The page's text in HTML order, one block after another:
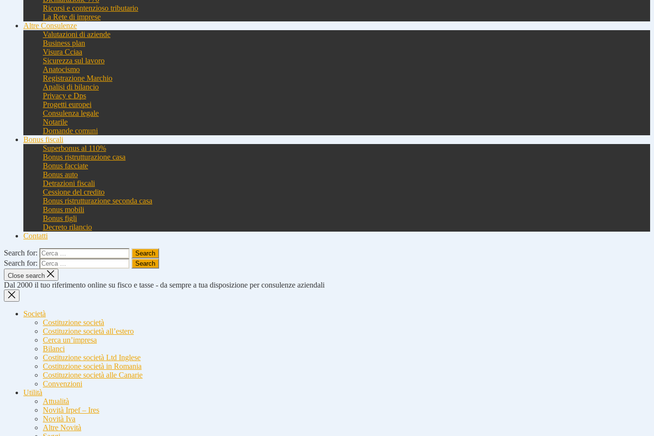
Ricorsi e contenzioso tributario
La Rete di imprese
Altre Consulenze
Valutazioni di aziende
Business plan
Visura Cciaa
Sicurezza sul lavoro
Anatocismo
Registrazione Marchio
Analisi di bilancio
Privacy e Dps
Progetti europei
Consulenza legale
Notarile
Domande comuni
Bonus fiscali
Superbonus al 110%
Bonus ristrutturazione casa
Bonus facciate
Bonus auto
Detrazioni fiscali
Cessione del credito
Bonus ristrutturazione seconda casa
Bonus mobili
Bonus figli
Decreto rilancio
Contatti
Search for:
Search for:
Close search
Dal 2000 il tuo riferimento online su fisco e tasse - da sempre a tua disposizione per consulenze aziendali
Società
Costituzione società
Costituzione società all’estero
Cerca un’impresa
Bilanci
Costituzione società Ltd Inglese
Costituzione società in Romania
Costituzione società alle Canarie
Convenzioni
Utilità
Attualità
Novità Irpef – Ires
Novità Iva
Altre Novità